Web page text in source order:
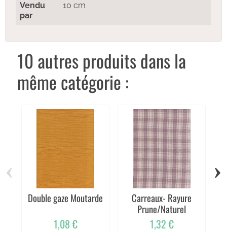
Vendu
par
10 cm
10 autres produits dans la
même catégorie :
Double gaze Moutarde
1,08 €
Carreaux- Rayure
Prune/Naturel
1,32 €
‹ ›